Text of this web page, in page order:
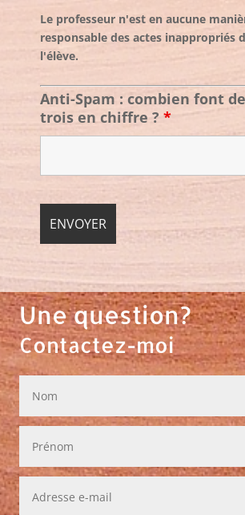
Le professeur n'est en aucune
responsable des actes inappropriés
l'élève.
Anti-Spam : combien font
trois en chiffre ? *
Une question?
Contactez-moi